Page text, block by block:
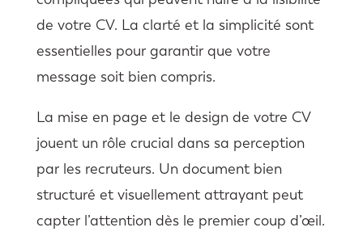
de votre CV. La clarté et la simplicité sont
essentielles pour garantir que votre
message soit bien compris.
La mise en page et le design de votre CV
jouent un rôle crucial dans sa perception
par les recruteurs. Un document bien
structuré et visuellement attrayant peut
capter l’attention dès le premier coup d’œil.